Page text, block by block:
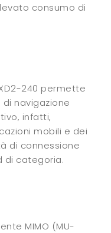
consumo di
240 permette
di navigazione
infatti,
mobili e dei
di connessione
di categoria.
MIMO (MU-